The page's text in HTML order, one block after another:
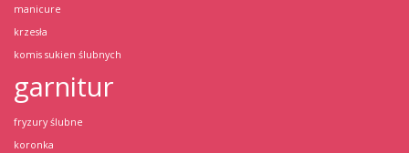
manicure
krzesła
komis sukien ślubnych
garnitur
fryzury ślubne
koronka